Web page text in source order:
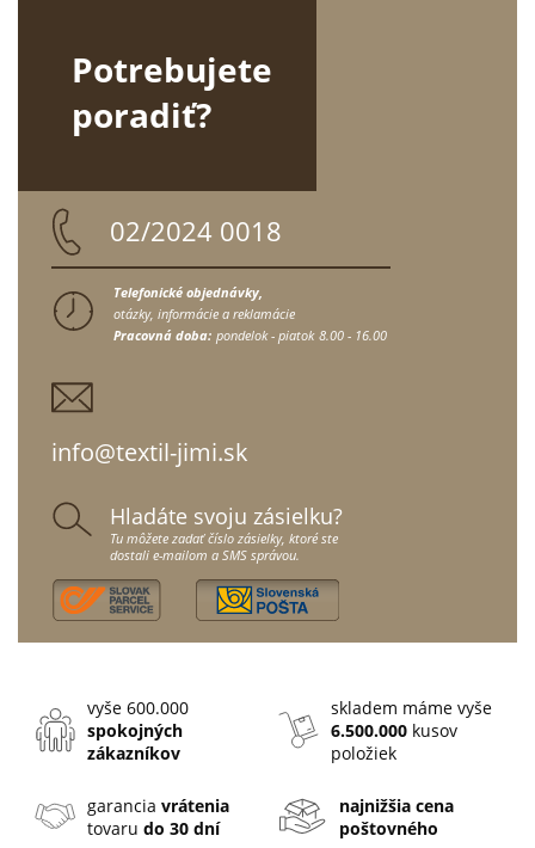
Potrebujete
poradiť?
02/2024 0018
Telefonické objednávky,
otázky, informácie a reklamácie
Pracovná doba: pondelok - piatok 8.00 - 16.00
info@textil-jimi.sk
Hladáte svoju zásielku?
Tu môžete zadať číslo zásielky, ktoré ste
dostali e-mailom a SMS správou.
vyše 600.000
spokojných
zákazníkov
skladem máme vyše
6.500.000 kusov
položiek
garanciavrátenia
tovarudo 30 dní
najnižšia cena
poštovného